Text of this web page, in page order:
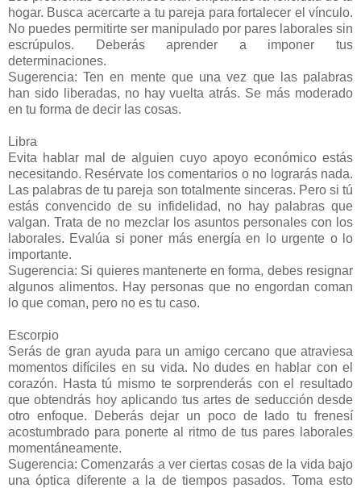
hogar. Busca acercarte a tu pareja para fortalecer el vínculo.
No puedes permitirte ser manipulado por pares laborales sin
escrúpulos. Deberás aprender a imponer tus
determinaciones.
Sugerencia: Ten en mente que una vez que las palabras
han sido liberadas, no hay vuelta atrás. Se más moderado
en tu forma de decir las cosas.
Libra
Evita hablar mal de alguien cuyo apoyo económico estás
necesitando. Resérvate los comentarios o no lograrás nada.
Las palabras de tu pareja son totalmente sinceras. Pero si tú
estás convencido de su infidelidad, no hay palabras que
valgan. Trata de no mezclar los asuntos personales con los
laborales. Evalúa si poner más energía en lo urgente o lo
importante.
Sugerencia: Si quieres mantenerte en forma, debes resignar
algunos alimentos. Hay personas que no engordan coman
lo que coman, pero no es tu caso.
Escorpio
Serás de gran ayuda para un amigo cercano que atraviesa
momentos difíciles en su vida. No dudes en hablar con el
corazón. Hasta tú mismo te sorprenderás con el resultado
que obtendrás hoy aplicando tus artes de seducción desde
otro enfoque. Deberás dejar un poco de lado tu frenesí
acostumbrado para ponerte al ritmo de tus pares laborales
momentáneamente.
Sugerencia: Comenzarás a ver ciertas cosas de la vida bajo
una óptica diferente a la de tiempos pasados. Toma esto